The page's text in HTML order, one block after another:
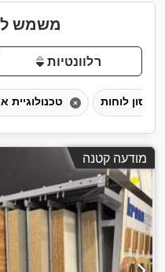
משמש
רלוונטיות
מודעה קטנה